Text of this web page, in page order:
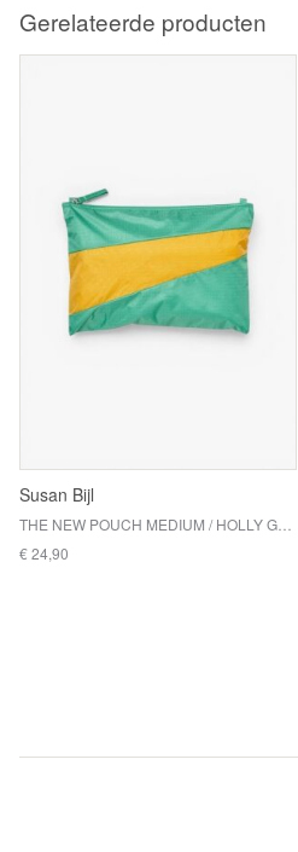
Gerelateerde producten
Susan Bijl
€ 24,90